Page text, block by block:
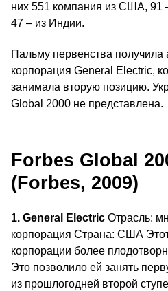
них 551 компания из США, 91
47 – из Индии.
Пальму первенства получила
корпорация General Electric,
занимала вторую позицию.
Global 2000 не представлена.
Forbes Global
(Forbes, 2009)
1. General Electric Отрасль:
корпорация Страна: США
корпорации более
Это позволило ей занять
из прошлогодней второй